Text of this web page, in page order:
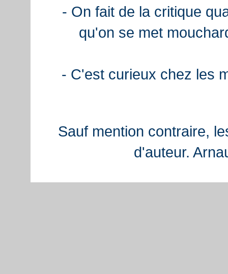
- On fait de la critique
qu'on se met
- C'est curieux chez les
Sauf mention contraire,
d'auteur.